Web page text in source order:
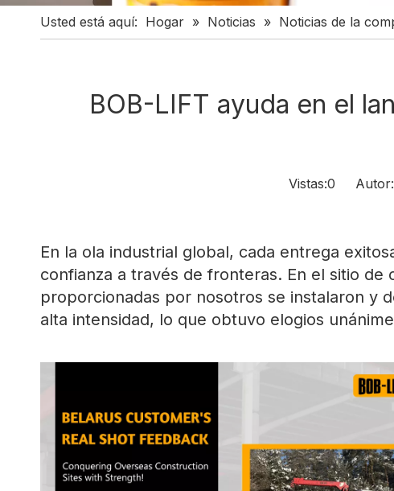
Usted está aquí: Hogar » Noticias » Noticias de la
BOB-LIFT ayuda en el
Vistas:0
En la ola industrial global, cada entrega
confianza a través de fronteras. En el sitio
proporcionadas por nosotros se instalaron y
alta intensidad, lo que obtuvo elogios